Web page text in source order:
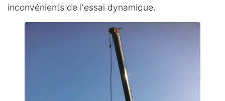
inconvénients de l'essai dynamique.